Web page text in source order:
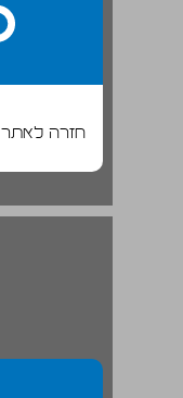
חזרה לאתר